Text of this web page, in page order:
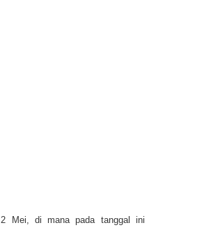
2 Mei, di mana pada tanggal ini